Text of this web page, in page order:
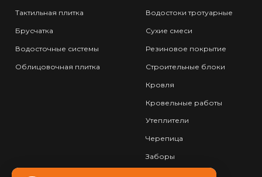
Тактильная плитка
Брусчатка
Водосточные системы
Облицовочная плитка
Водостоки тротуарные
Сухие смеси
Резиновое покрытие
Строительные блоки
Кровля
Кровельные работы
Утеплители
Черепица
Заборы